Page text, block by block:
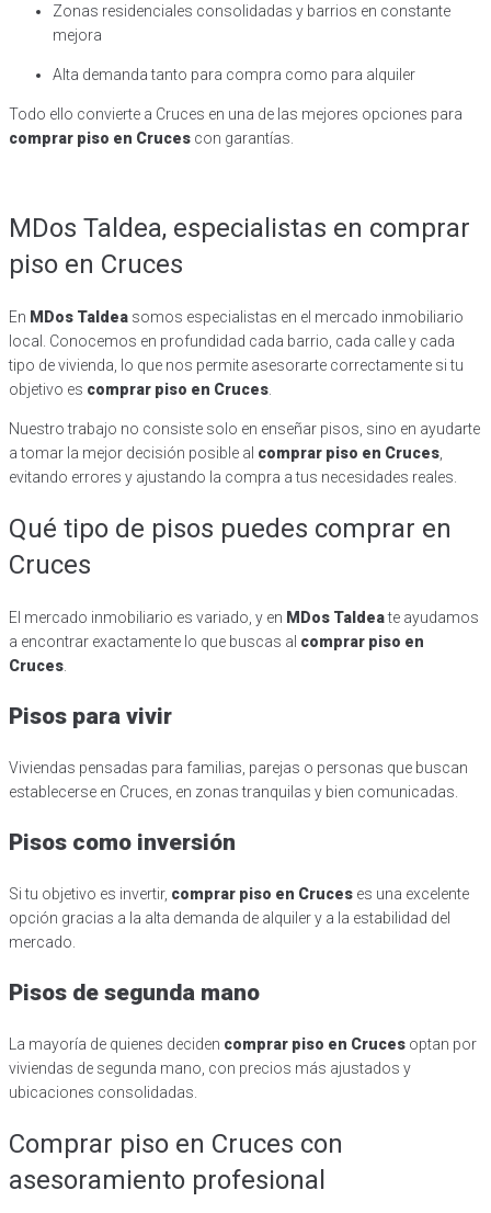
Zonas residenciales consolidadas y barrios en constante
mejora
Alta demanda tanto para compra como para alquiler
Todo ello convierte a Cruces en una de las mejores opciones para
comprar piso en Cruces con garantías.
MDos Taldea, especialistas en comprar
piso en Cruces
En MDos Taldea somos especialistas en el mercado inmobiliario
local. Conocemos en profundidad cada barrio, cada calle y cada
tipo de vivienda, lo que nos permite asesorarte correctamente si tu
objetivo es comprar piso en Cruces.
Nuestro trabajo no consiste solo en enseñar pisos, sino en ayudarte
a tomar la mejor decisión posible al comprar piso en Cruces,
evitando errores y ajustando la compra a tus necesidades reales.
Qué tipo de pisos puedes comprar en
Cruces
El mercado inmobiliario es variado, y en MDos Taldeate ayudamos
a encontrar exactamente lo que buscas al comprar piso en
Cruces
Pisos para vivir
Viviendas pensadas para familias, parejas o personas que buscan
establecerse en Cruces, en zonas tranquilas y bien comunicadas.
Pisos como inversión
Si tu objetivo es invertir, comprar piso en Cruces es una excelente
opción gracias a la alta demanda de alquiler y a la estabilidad del
mercado.
Pisos de segunda mano
La mayoría de quienes deciden comprar piso en Cruces optan por
viviendas de segunda mano, con precios más ajustados y
ubicaciones consolidadas.
Comprar piso en Cruces con
asesoramiento profesional